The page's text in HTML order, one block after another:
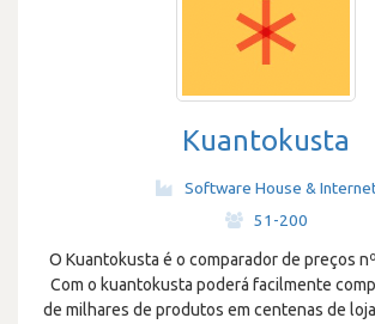
Kuantokusta
Software House &
51-200
O Kuantokusta é o comparador de preços
Com o kuantokusta poderá facilmente
de milhares de produtos em centenas de